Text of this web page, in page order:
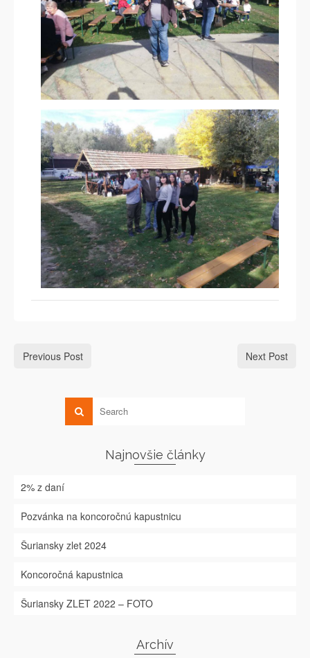
Previous Post Next Post
Najnovšie články
2% z daní
Pozvánka na koncoročnú kapustnicu
Šuriansky zlet 2024
Koncoročná kapustnica
Šuriansky ZLET 2022 – FOTO
Archív